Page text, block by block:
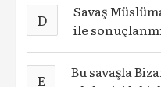
D
Savaş
ile
E
Bu savaşla